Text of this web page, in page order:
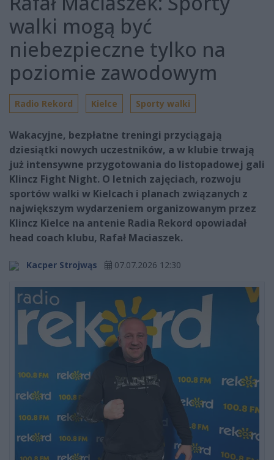
walki mogą być
niebezpieczne tylko na
poziomie zawodowym
Radio Rekord Kielce Sporty walki
Wakacyjne, bezpłatne treningi przyciągają
dziesiątki nowych uczestników, a w klubie trwają
już intensywne przygotowania do listopadowej gali
Klincz Fight Night. O letnich zajęciach, rozwoju
sportów walki w Kielcach i planach związanych z
największym wydarzeniem organizowanym przez
Klincz Kielce na antenie Radia Rekord opowiadał
head coach klubu, Rafał Maciaszek.
Kacper Strojwąs 07.07.2026 12:30